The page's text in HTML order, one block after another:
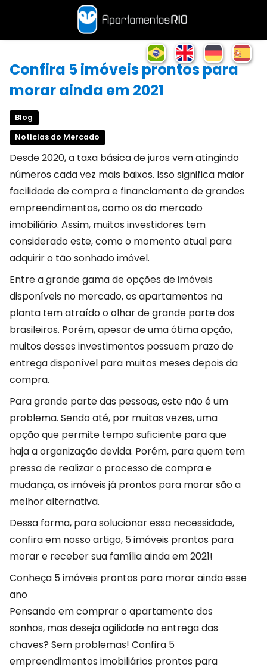
Confira 5 imóveis prontos para
morar ainda em 2021
Blog
Notícias do Mercado
Desde 2020, a taxa básica de juros vem atingindo
números cada vez mais baixos. Isso significa maior
facilidade de compra e financiamento de grandes
empreendimentos, como os do mercado
imobiliário. Assim, muitos investidores tem
considerado este, como o momento atual para
adquirir o tão sonhado imóvel.
Entre a grande gama de opções de imóveis
disponíveis no mercado, os apartamentos na
planta tem atraído o olhar de grande parte dos
brasileiros. Porém, apesar de uma ótima opção,
muitos desses investimentos possuem prazo de
entrega disponível para muitos meses depois da
compra.
Para grande parte das pessoas, este não é um
problema. Sendo até, por muitas vezes, uma
opção que permite tempo suficiente para que
haja a organização devida. Porém, para quem tem
pressa de realizar o processo de compra e
mudança, os imóveis já prontos para morar são a
melhor alternativa.
Dessa forma, para solucionar essa necessidade,
confira em nosso artigo, 5 imóveis prontos para
morar e receber sua família ainda em 2021!
Conheça 5 imóveis prontos para morar ainda esse
ano
Pensando em comprar o apartamento dos
sonhos, mas deseja agilidade na entrega das
chaves? Sem problemas! Confira 5
empreendimentos imobiliários prontos para